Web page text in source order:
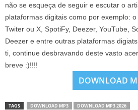
não se esqueça de seguir e escutar o
plataformas digitais como por exemplo:
Twiter ou X, SpotiFy, Deezer, YouTube,
Deezer e entre outras plataformas
ti, continue desbravando deste vasto
breve :)!!!!
DOWNLOAD
TAGS DOWNLOAD MP3 DOWNLOAD MP3 2026